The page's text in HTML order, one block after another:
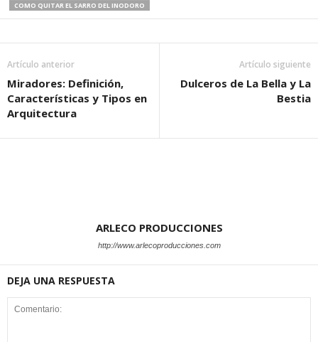
COMO QUITAR EL SARRO DEL INODORO
Artículo anterior
Miradores: Definición,
Características y Tipos en
Arquitectura
Artículo siguiente
Dulceros de La Bella y La
Bestia
ARLECO PRODUCCIONES
http://www.arlecoproducciones.com
DEJA UNA RESPUESTA